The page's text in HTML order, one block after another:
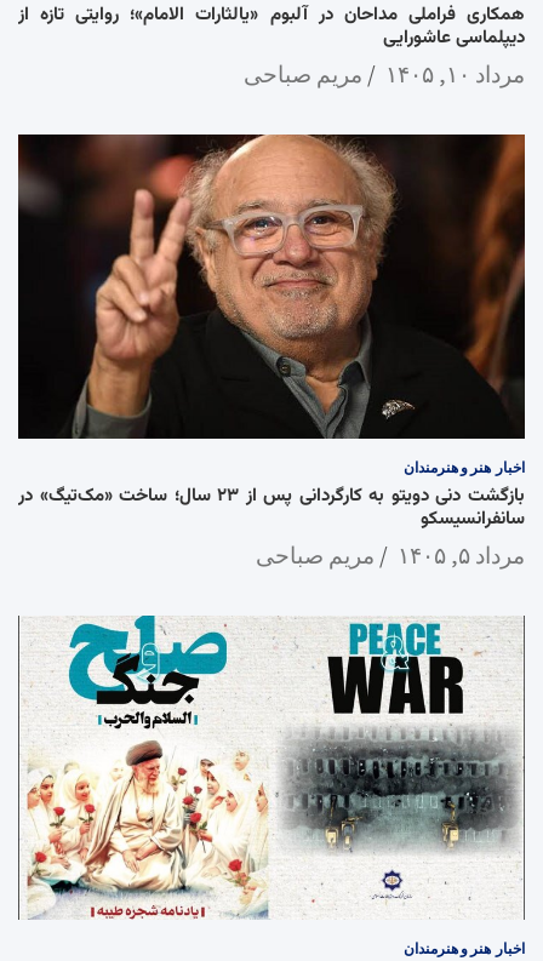
همکاری فراملی مداحان در آلبوم «یالثارات الامام»؛ روایتی تازه از
دیپلماسی عاشورایی
مرداد ۱۰, ۱۴۰۵ مریم صباحی
اخبار هنر و هنرمندان
بازگشت دنی دویتو به کارگردانی پس از ۲۳ سال؛ ساخت «مک‌تیگ» در
سانفرانسیسکو
مرداد ۵, ۱۴۰۵ مریم صباحی
اخبار هنر و هنرمندان